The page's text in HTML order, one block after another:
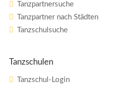
Tanzpartnersuche
Tanzpartner nach Städten
Tanzschulsuche
Tanzschulen
Tanzschul-Login